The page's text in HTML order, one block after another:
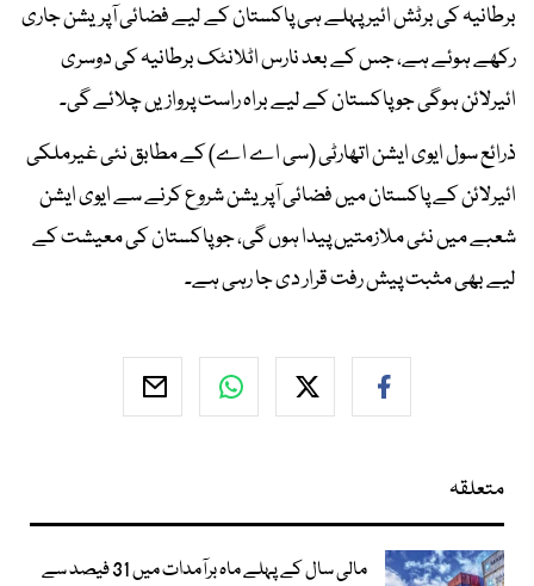
برطانیہ کی برٹش ائیر پہلے ہی پاکستان کے لیے فضائی آپریشن جاری
رکھے ہوئے ہے، جس کے بعد نارس اٹلانٹک برطانیہ کی دوسری
ائیرلائن ہوگی جو پاکستان کے لیے براہ راست پروازیں چلائے گی۔
ذرائع سول ایوی ایشن اتھارٹی (سی اے اے) کے مطابق نئی غیرملکی
ائیرلائن کے پاکستان میں فضائی آپریشن شروع کرنے سے ایوی ایشن
شعبے میں نئی ملازمتیں پیدا ہوں گی، جو پاکستان کی معیشت کے
لیے بھی مثبت پیش رفت قرار دی جا رہی ہے۔
متعلقہ
مالی سال کے پہلے ماہ برآمدات میں 31 فیصد سے